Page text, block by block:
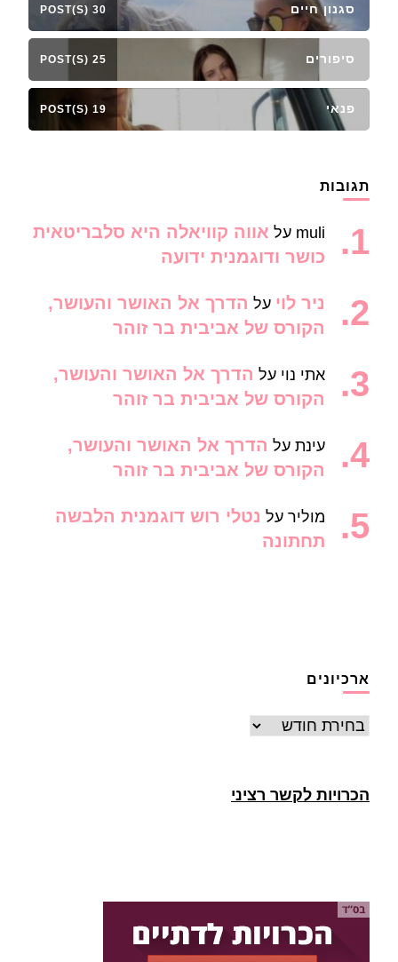
סגנון חיים 30 POST(S)
סיפורים 25 POST(S)
פנאי 19 POST(S)
תגובות
muli על אווה קוויאלה היא סלבריטאית
כושר ודוגמנית ידועה
ניר לוי על הדרך אל האושר והעושר,
הקורס של אביבית בר זוהר
אתי נוי על הדרך אל האושר והעושר,
הקורס של אביבית בר זוהר
עינת על הדרך אל האושר והעושר,
הקורס של אביבית בר זוהר
מוליר על נטלי רוש דוגמנית הלבשה
תחתונה
ארכיונים
ארכיונים
הכרויות לקשר רציני